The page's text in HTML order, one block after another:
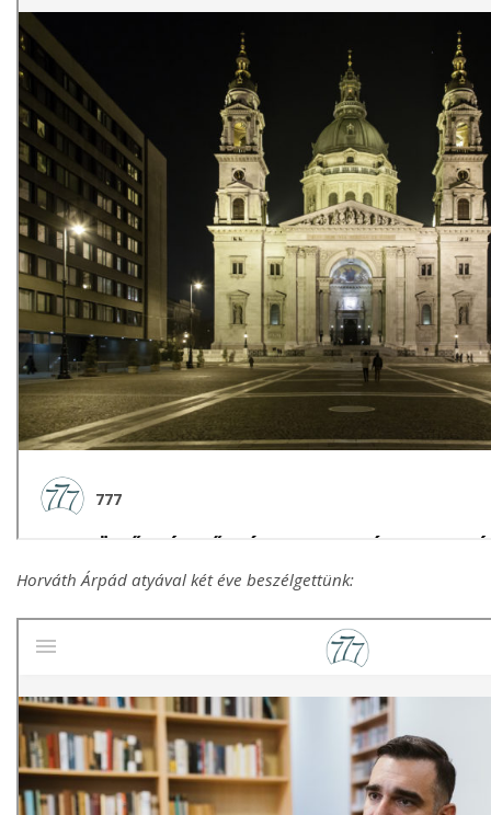
Horváth Árpád atyával két éve beszélgettünk: